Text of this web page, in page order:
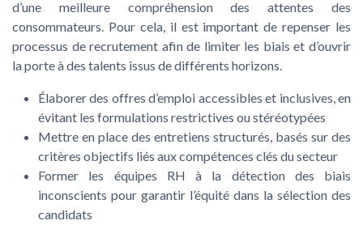
d’une meilleure compréhension des attentes des
consommateurs. Pour cela, il est important de repenser les
processus de recrutement afin de limiter les biais et d’ouvrir
la porte à des talents issus de différents horizons.
Élaborer des offres d’emploi accessibles et inclusives, en
évitant les formulations restrictives ou stéréotypées
Mettre en place des entretiens structurés, basés sur des
critères objectifs liés aux compétences clés du secteur
Former les équipes RH à la détection des biais
inconscients pour garantir l’équité dans la sélection des
candidats